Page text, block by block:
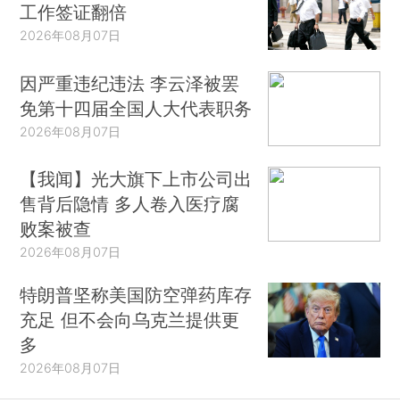
工作签证翻倍
2026年08月07日
因严重违纪违法 李云泽被罢
免第十四届全国人大代表职务
2026年08月07日
【我闻】光大旗下上市公司出
售背后隐情 多人卷入医疗腐
败案被查
2026年08月07日
特朗普坚称美国防空弹药库存
充足 但不会向乌克兰提供更
多
2026年08月07日